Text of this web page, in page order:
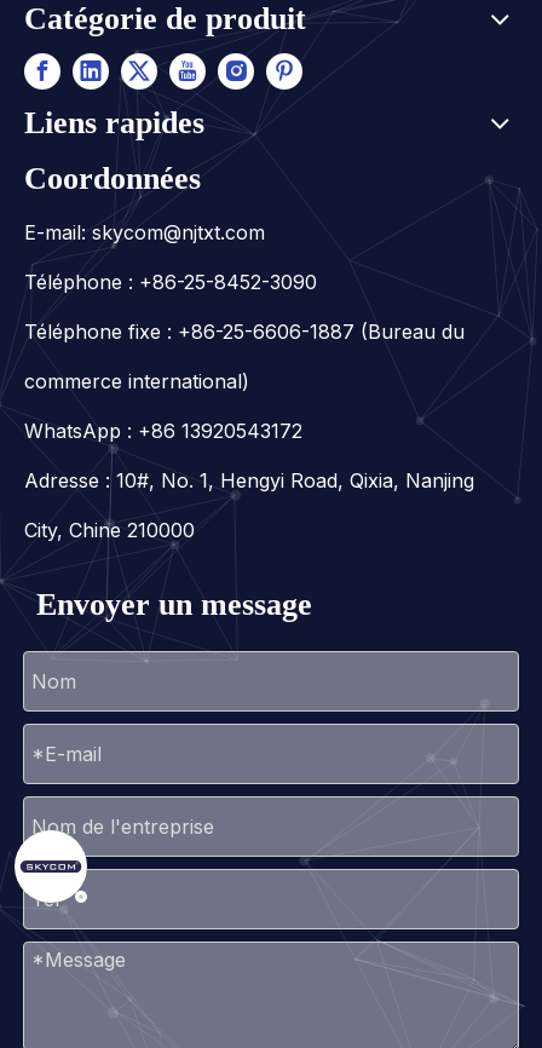
Catégorie de produit
Liens rapides
Coordonnées
E-mail: skycom@njtxt.com
Téléphone : +86-25-8452-3090
Téléphone fixe : +86-25-6606-1887 (Bureau du
commerce international)
WhatsApp : +86 13920543172
Adresse : 10#, No. 1, Hengyi Road, Qixia, Nanjing
City, Chine 210000
Envoyer un message